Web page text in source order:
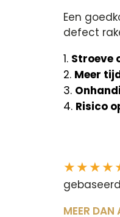
Een
defect
Stroeve
Meer
Risico
MEER DAN